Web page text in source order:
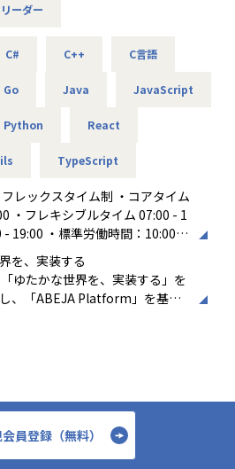
ルスタックエンジニアを中心に構
ごとに設計・開発・運用までを一
やドキュメント、部門間連携の
＞
は顧客折衝や全体構想に強みを
ては、役割や専門性の違いから、
、リードエンジニアがプロジェク
え、本来注力すべき設計・実装・
ないという歪みが生じていま
関する検討・実行
マネジャーとしての役割への段階
はありません）
ー全体に関わる経験
グマネジャーへのキャリアパス
る環境
織として成果を出す視点を身につ
＞
実際の開発、リリース後の運用・
として顧客と直接向き合いなが
ムを育てていくスタイルが特徴で
ーダー
C# C++ C言語
Go Java JavaScript
Python React
TypeScript
レックスタイム制 ・コアタイム
- 1
- 19:00 ・標準労働時間：10:00 -
60分）
ックス制（コアタイムあり）
有無： 有（月平均20時間）
分
を、実装する
ゆたかな世界を、実装する」を
、「ABEJA Platform」を基盤
続的な収益成長の実現に伴走す
2012年の創業時よりABEJA Pla
・業態の300社以上のデジタル
Platform上で実現してきまし
応募する
員登録（無料）